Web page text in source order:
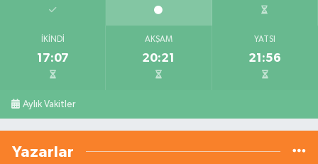
İKINDI
17:07
AKŞAM
20:21
YATSI
21:56
Aylık Vakitler
Yazarlar